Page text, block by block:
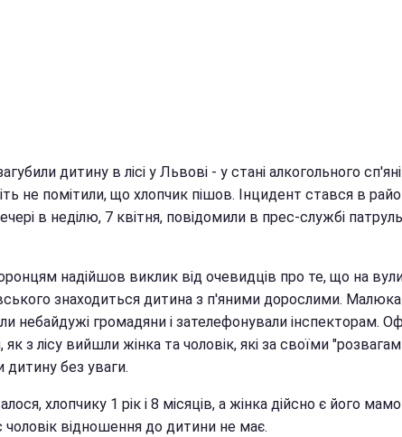
дитину в лісі у Львові - у стані алкогольного
не помітили, що хлопчик пішов. Інцидент стався в
в неділю, 7 квітня, повідомили в прес-службі
надійшов виклик від очевидців про те, що на
знаходиться дитина з п'яними дорослими. Малюка
небайдужі громадяни і зателефонували інспекторам.
як з лісу вийшли жінка та чоловік, які за своїми
дитину без уваги.
хлопчику 1 рік і 8 місяців, а жінка дійсно є його
чоловік відношення до дитини не має.